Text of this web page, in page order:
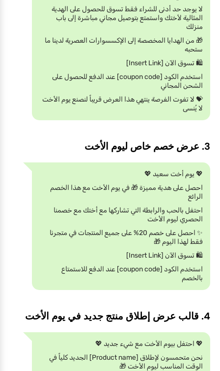
لا يوجد حد أدنى للشراء فقط تسوق للحصول على الهدية
المثالية لأختك واستمتع بتوصيل مجاني مباشرة إلى باب
منزلك
🎁 من الهدايا المخصصة إلى الإكسسوارات العصرية لدينا ما
ستحبه
🛍️ تسوق الآن [Insert Link]
استخدم الكود [coupon code] عند الدفع للحصول على
الشحن المجاني
💝 لا تفوت الفرصة ينتهي هذا العرض قريباً لنصنع يوم الأخت
لا يُنسى
3. عرض خصم خاص ليوم الأخت
💖 يوم أخت سعيد 💖
احصل على هدية مميزة 🎁 في يوم الأخت مع هذا الخصم
الرائع
احتفل بالحب والرابطة التي تشاركها مع أختك مع خصمنا
الحصري ليوم الأخت
✨ احصل على خصم 20% على جميع المنتجات في متجرنا
فقط لهذا اليوم 🎁
🛍️ تسوق الآن [Insert Link]
استخدم الكود [coupon code] عند الدفع للاستمتاع
بالخصم
4. قالب عرض إطلاق منتج جديد في يوم الأخت
💖 احتفل بيوم الأخت مع شيء جديد 💖
نحن متحمسون لإطلاق [Product name] الجديد كلياً في
الوقت المناسب ليوم الأخت 🎁